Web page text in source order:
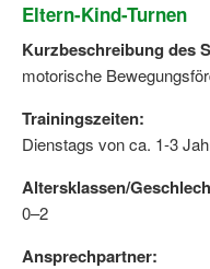
Eltern-Kind-Turnen
Kurzbeschreibung des
motorische
Trainingszeiten:
Dienstags von ca. 1-3
Altersklassen/
0–2
Ansprechpartner: